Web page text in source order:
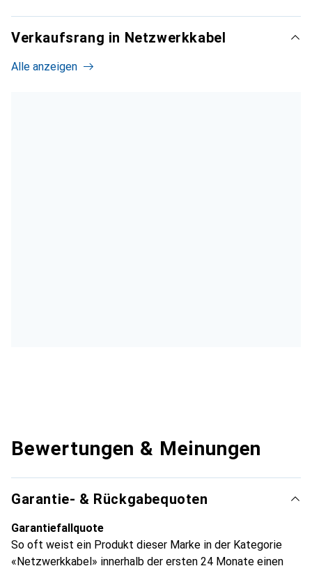
Verkaufsrang in Netzwerkkabel
Alle anzeigen
Bewertungen & Meinungen
Garantie- & Rückgabequoten
Garantiefallquote
So oft weist ein Produkt dieser Marke in der Kategorie
«Netzwerkkabel» innerhalb der ersten 24 Monate einen